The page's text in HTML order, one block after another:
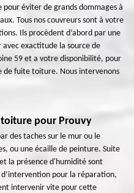
éviter de grands dommages à
Tous nos couvreurs sont à votre
Ils procèdent d’abord par une
exactitude la source de
59 et a votre disponibilité, pour
de fuite toiture. Nous intervenons
pour Prouvy
des taches sur le mur ou le
ou une écaille de peinture. Suite
la présence d'humidité sont
pour la réparation,
intervenir vite pour cette